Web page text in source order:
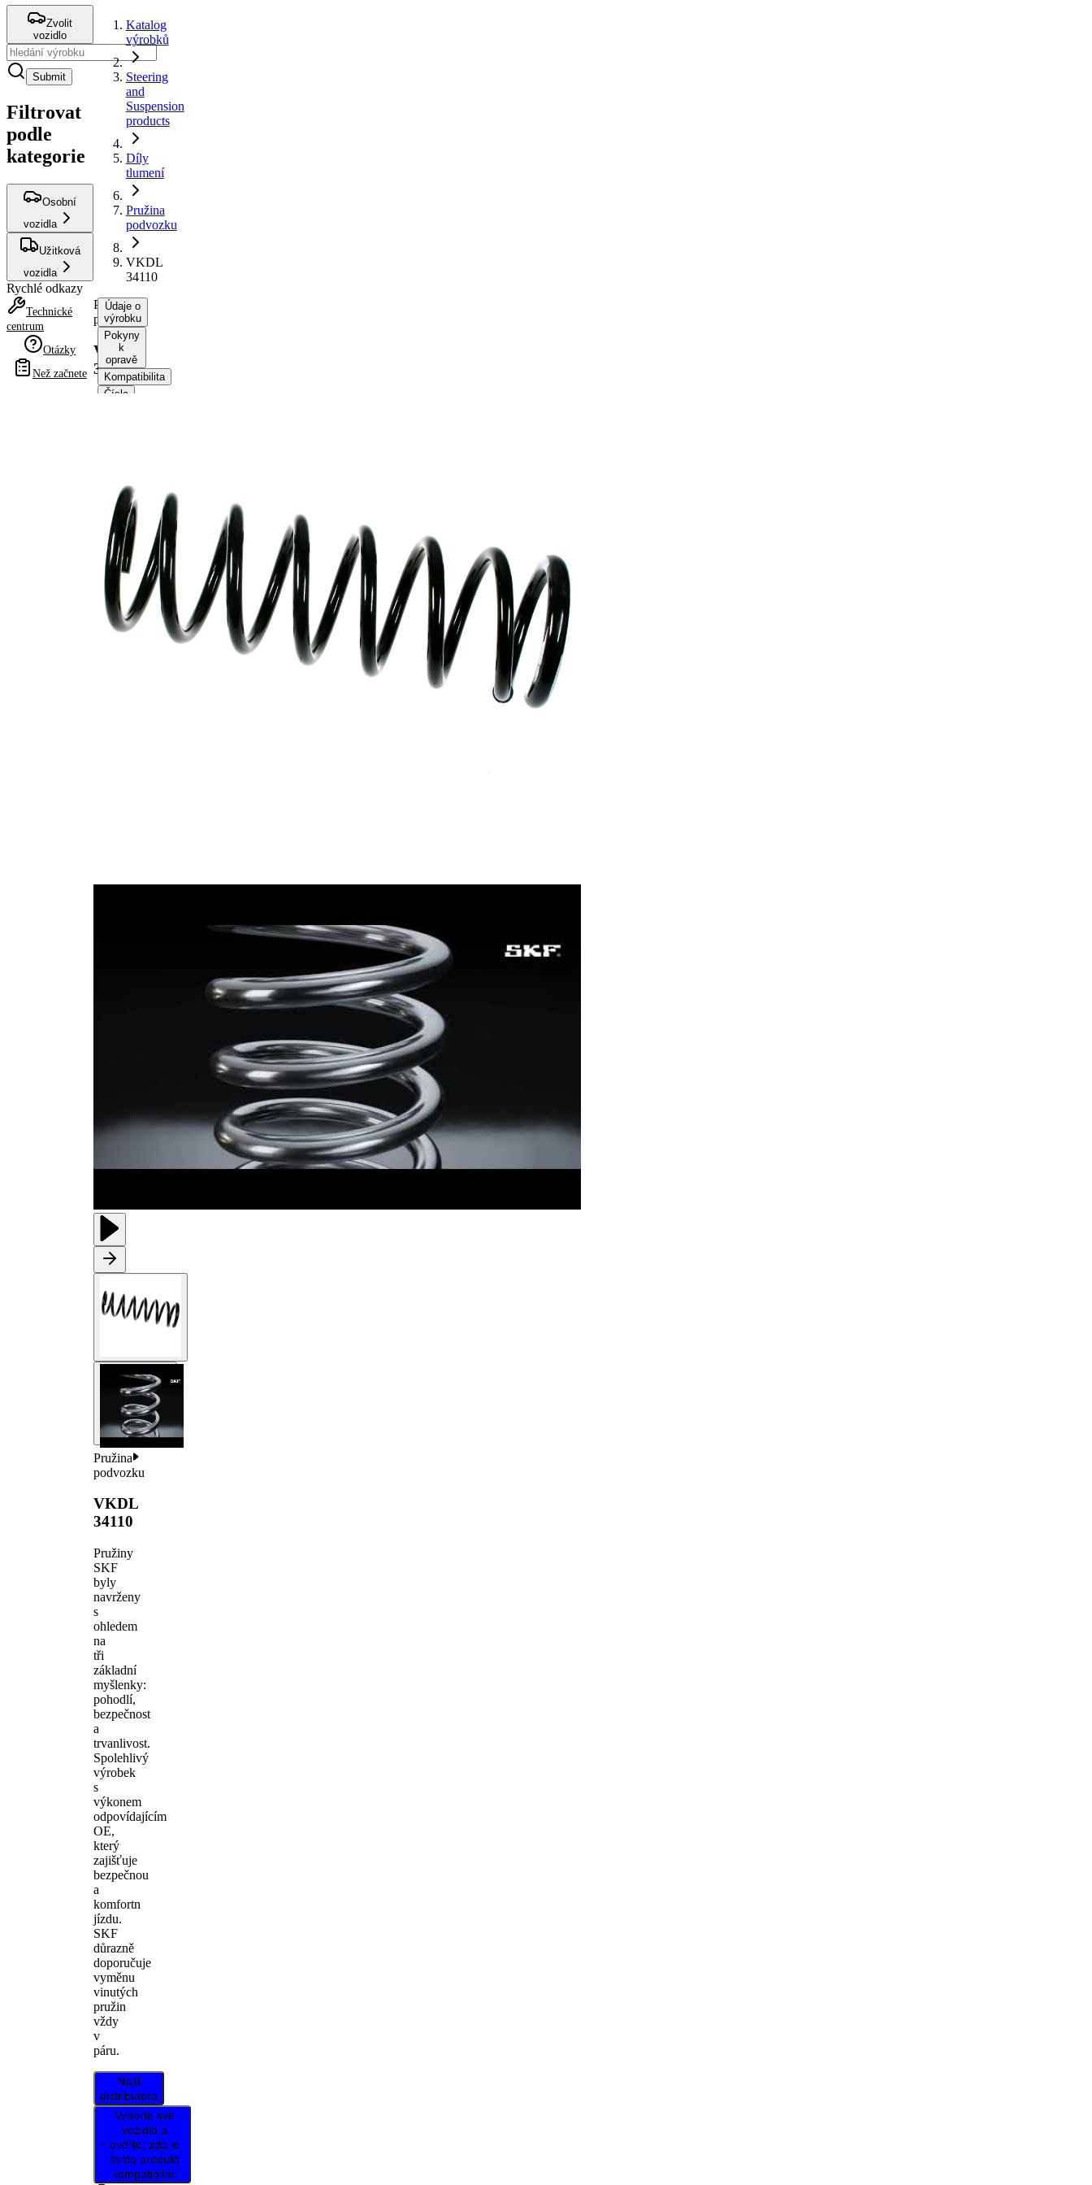
Zvolit
vozidlo
Submit
Filtrovat
podle
kategorie
Osobní
vozidla
Užitková
vozidla
Rychlé odkazy
Technické
centrum
Otázky
Než začnete
Katalog
výrobků
Steering
and
Suspension
products
Díly
tlumení
Pružina
podvozku
VKDL
34110
Pružina
podvozku
VKDL
34110
Pružina
podvozku
VKDL
34110
Pružiny
SKF
byly
navrženy
s
ohledem
na
tři
základní
myšlenky:
pohodlí,
bezpečnost
a
trvanlivost.
Spolehlivý
výrobek
s
výkonem
odpovídajícím
OE,
který
zajišťuje
bezpečnou
a
komfortn
jízdu.
SKF
důrazně
doporučuje
vyměnu
vinutých
pružin
vždy
v
páru.
Najít
distributora
Vyberte své
vozidlo a
ověřte, zda je
tento produkt
kompatibilní.
Údaje o
výrobku
Pokyny
k
opravě
Kompatibilita
Čísla
montovaná
strana
náprava
Délka
363 mm
Hmotnost
2,50 kg
Tvar
pružiny
Šroubovitá
pružina s
konstatním
průměrem
Vnější
průměr
120 mm